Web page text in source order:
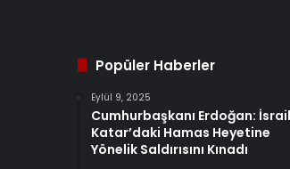
Popüler Haberler
Eylül 9, 2025
Cumhurbaşkanı Erdoğan:
Katar’daki Hamas Heyetine
Yönelik Saldırısını Kınadı